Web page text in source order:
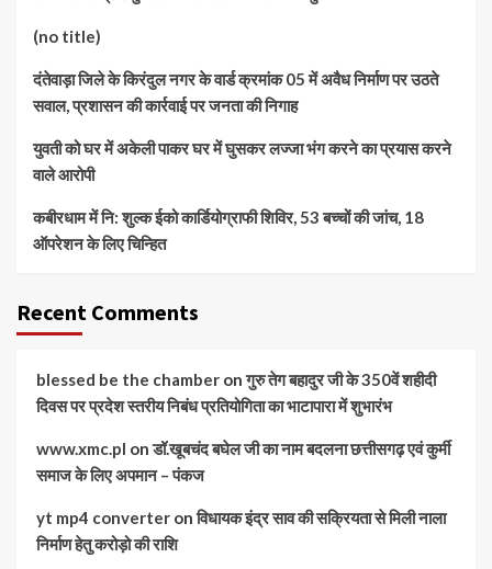
(no title)
दंतेवाड़ा जिले के किरंदुल नगर के वार्ड क्रमांक 05 में अवैध निर्माण पर उठते
सवाल, प्रशासन की कार्रवाई पर जनता की निगाह
युवती को घर में अकेली पाकर घर में घुसकर लज्जा भंग करने का प्रयास करने
वाले आरोपी
कबीरधाम में नि: शुल्क ईको कार्डियोग्राफी शिविर, 53 बच्चों की जांच, 18
ऑपरेशन के लिए चिन्हित
Recent Comments
blessed be the chamber onगुरु तेग बहादुर जी के 350वें शहीदी
दिवस पर प्रदेश स्तरीय निबंध प्रतियोगिता का भाटापारा में शुभारंभ
www.xmc.pl onडॉ.खूबचंद बघेल जी का नाम बदलना छत्तीसगढ़ एवं कुर्मी
समाज के लिए अपमान – पंकज
yt mp4 converter onविधायक इंद्र साव की सक्रियता से मिली नाला
निर्माण हेतु करोड़ो की राशि